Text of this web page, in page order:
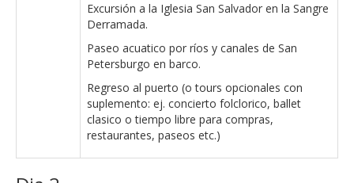
Excursión a la Iglesia San Salvador en la Sangre
Derramada.
Paseo acuatico por ríos y canales de San
Petersburgo en barco.
Regreso al puerto (o tours opcionales con
suplemento: ej. concierto folclorico, ballet
clasico o tiempo libre para compras,
restaurantes, paseos etc.)